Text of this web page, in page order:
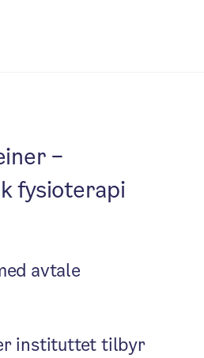
–
fysioterapi
avtale
instituttet tilbyr